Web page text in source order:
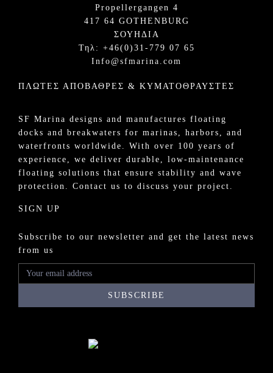
Propellergangen 4
417 64 GOTHENBURG
ΣΟΥΗΔΙΑ
Τηλ: +46(0)31-779 07 65
Info@sfmarina.com
ΠΛΩΤΈΣ ΑΠΟΒΆΘΡΕΣ & ΚΥΜΑΤΟΘΡΑΎΣΤΕΣ
SF Marina designs and manufactures floating
docks and breakwaters for marinas , harbors, and
waterfronts worldwide. With over 100 years of
experience, we deliver durable, low-maintenance
floating solutions that ensure stability and wave
protection. Contact us to discuss your project.
SIGN UP
Subscribe to our newsletter and get the latest news
from us